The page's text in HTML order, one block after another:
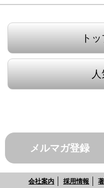
ト
メルマガ登録
会社案内 採用情報